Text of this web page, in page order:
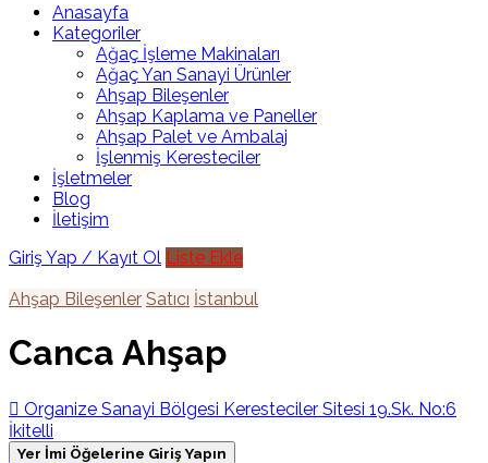
Anasayfa
Kategoriler
Ağaç İşleme Makinaları
Ağaç Yan Sanayi Ürünler
Ahşap Bileşenler
Ahşap Kaplama ve Paneller
Ahşap Palet ve Ambalaj
İşlenmiş Keresteciler
İşletmeler
Blog
İletişim
Giriş Yap / Kayıt Ol Liste Ekle
Ahşap Bileşenler Satıcı İstanbul
Canca Ahşap
Organize Sanayi Bölgesi Keresteciler Sitesi 19.Sk. No:6
İkitelli
Yer İmi Öğelerine Giriş Yapın